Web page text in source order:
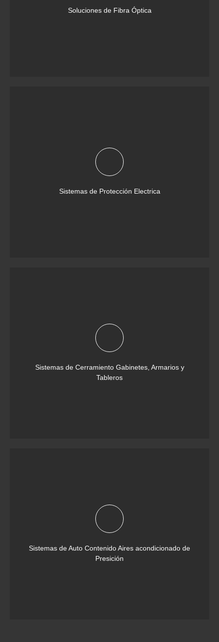
Soluciones de Fibra Óptica
Sistemas de Protección Electrica
Sistemas de Cerramiento Gabinetes, Armarios y
Tableros
Sistemas de Auto Contenido Aires acondicionado de
Presición